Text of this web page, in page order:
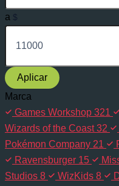
a $
Aplicar
Marca
Games Workshop 321
Wizards of the Coast 32
Pokémon Company 21
Ravensburger 15
Studios 8 WizKids 8